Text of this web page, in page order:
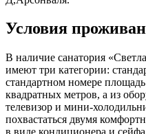
Условия
В наличие санатория
имеют три категории:
стандартном номере
квадратных метров, а из
телевизор и мини-
похвастаться двумя